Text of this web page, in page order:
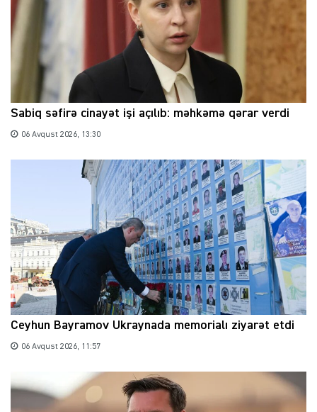
Sabiq səfirə cinayət işi açılıb: məhkəmə qərar verdi
06 Avqust 2026, 13:30
Ceyhun Bayramov Ukraynada memorialı ziyarət etdi
06 Avqust 2026, 11:57